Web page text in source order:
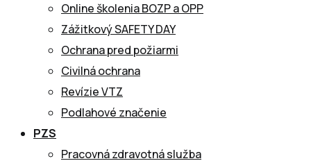
Online školenia BOZP a OPP
Zážitkový SAFETY DAY
Ochrana pred požiarmi
Civilná ochrana
Revízie VTZ
Podlahové značenie
PZS
Pracovná zdravotná služba